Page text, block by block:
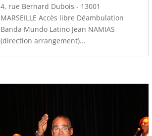
4, rue Bernard Dubois - 13001
MARSEILLE Accès libre Déambulation
Banda Mundo Latino Jean NAMIAS
(direction arrangement)...